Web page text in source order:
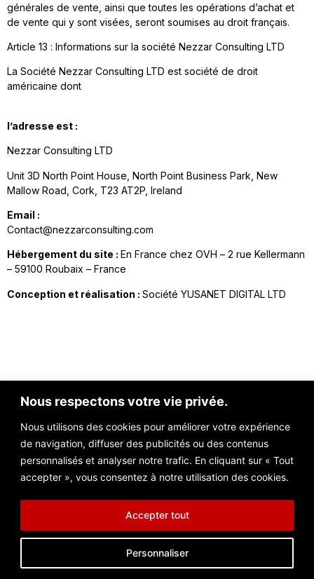
Nous respectons votre vie privée.
Nous utilisons des cookies pour améliorer votre expérience
de navigation, diffuser des publicités ou des contenus
personnalisés et analyser notre trafic. En cliquant sur « Tout
accepter », vous consentez à notre utilisation des cookies.
Personnaliser
Accepter tout
générales de vente, ainsi que toutes les opérations d’achat et
de vente qui y sont visées, seront soumises au droit français.
Article 13 : Informations sur la société Nezzar Consulting LTD
La Société Nezzar Consulting LTD est société de droit
américaine dont
l’adresse est :
Nezzar Consulting LTD
Unit 3D North Point House, North Point Business Park, New
Mallow Road, Cork, T23 AT2P, Ireland
Email :
Contact@nezzarconsulting.com
Hébergement du site : En France chez OVH – 2 rue Kellermann
– 59100 Roubaix – France
Conception et réalisation : Société YUSANET DIGITAL LTD
Contact@nezzarconsulting.com
Road, Cork, T23 AT2P, Ireland
© 2024 NC360 Tous droits réservés